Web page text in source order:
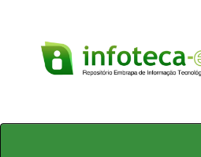
Skip